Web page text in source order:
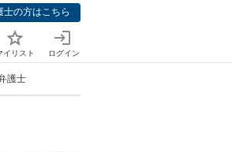
士の方はこちら
イリスト ログイン
護士